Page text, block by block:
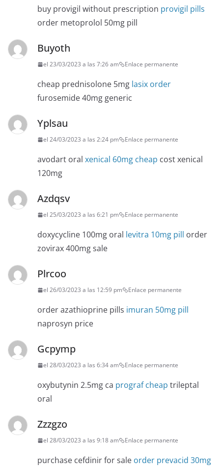
buy provigil without prescription provigil pills
order metoprolol 50mg pill
Buyoth
el 23/03/2023 a las 7:26 am Enlace permanente
cheap prednisolone 5mg lasix order
furosemide 40mg generic
Yplsau
el 24/03/2023 a las 2:24 pm Enlace permanente
avodart oral xenical 60mg cheap cost xenical
120mg
Azdqsv
el 25/03/2023 a las 6:21 pm Enlace permanente
doxycycline 100mg oral levitra 10mg pill order
zovirax 400mg sale
Plrcoo
el 26/03/2023 a las 12:59 pm Enlace permanente
order azathioprine pills imuran 50mg pill
naprosyn price
Gcpymp
el 28/03/2023 a las 6:34 am Enlace permanente
oxybutynin 2.5mg ca prograf cheap trileptal
oral
Zzzgzo
el 28/03/2023 a las 9:18 am Enlace permanente
purchase cefdinir for sale order prevacid 30mg